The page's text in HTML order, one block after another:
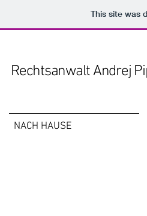
This site was
Rechtsanwalt Andrej
NACH HAUSE